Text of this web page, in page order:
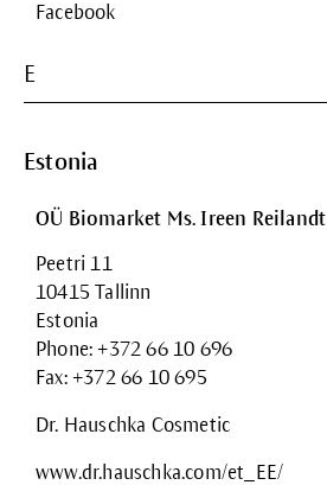
Facebook
E
Estonia
OÜ Biomarket Ms. Ireen Reilandt
Peetri 11
10415 Tallinn
Estonia
Phone: +372 66 10 696
Fax: +372 66 10 695
Dr. Hauschka Cosmetic
www.dr.hauschka.com/et_EE/